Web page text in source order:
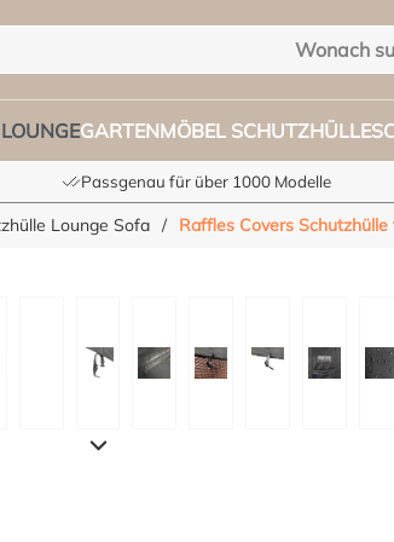
GARTENMÖBEL SCHUTZHÜLLE
Passgenau für über 1000 Modelle
Lounge Sofa / Raffles Covers